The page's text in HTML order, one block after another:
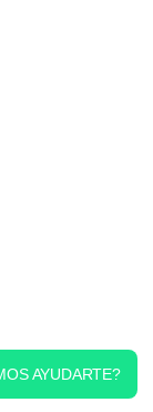
AYUDARTE?